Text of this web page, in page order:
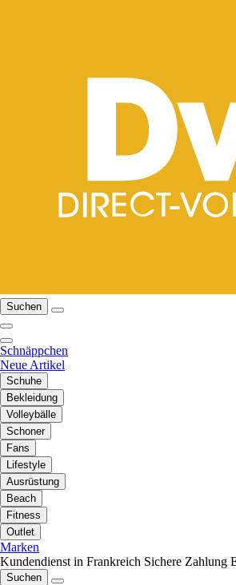
Suchen
Schnäppchen
Neue Artikel
Schuhe
Bekleidung
Volleybälle
Schoner
Fans
Lifestyle
Ausrüstung
Beach
Fitness
Outlet
Marken
Kundendienst in Frankreich Sichere Zahlung
Suchen